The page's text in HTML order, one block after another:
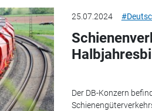
25.07.2024
Der DB-Konzern